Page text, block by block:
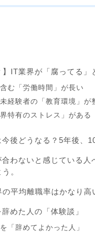
】IT業界が「腐ってる
む「労働時間」が長い
経験者の「教育環境」が
界特有のストレス」がある
今後どうなる？5年後、
合わないと感じている
。
の平均離職率はかなり高
辞めた人の「体験談」
「辞めてよかった人」